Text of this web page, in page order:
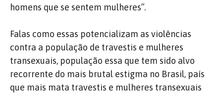
homens que se sentem mulheres”.
Falas como essas potencializam as violências
contra a população de travestis e mulheres
transexuais, população essa que tem sido alvo
recorrente do mais brutal estigma no Brasil, país
que mais mata travestis e mulheres transexuais